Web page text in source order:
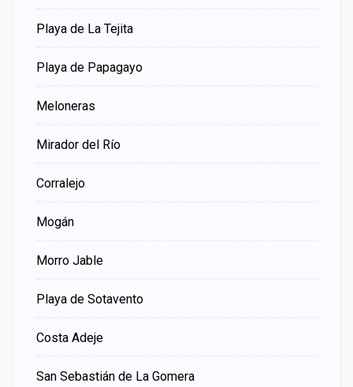
Playa de La Tejita
Playa de Papagayo
Meloneras
Mirador del Río
Corralejo
Mogán
Morro Jable
Playa de Sotavento
Costa Adeje
San Sebastián de La Gomera